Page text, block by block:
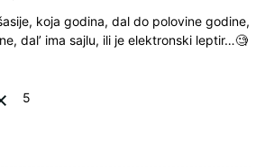
koja godina, dal do polovine godine,
dal’ ima sajlu, ili je elektronski leptir…🧐
5